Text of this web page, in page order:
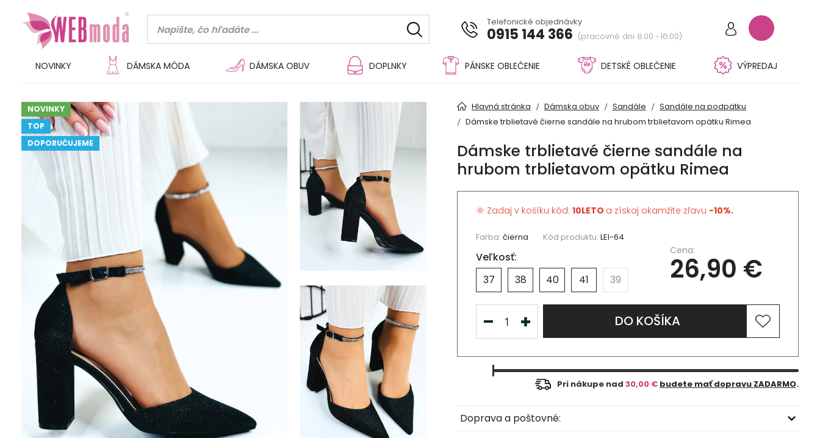
Telefonické objednávky
0915 144 366 (pracovné dni 8:00 -16:00)
NOVINKY DÁMSKA MÓDA DÁMSKA OBUV DOPLNKY PÁNSKE OBLEČENIE DETSKÉ OBLEČENIE VÝPREDAJ
NOVINKY
TOP
DOPORUČUJEME
Hlavná stránka Dámska obuv Sandále
Sandále na podpätku
Dámske trblietavé čierne sandále na hrubom trblietavom opätku Rimea
Dámske trblietavé čierne sandále na
hrubom trblietavom opätku Rimea
🌞 Zadaj v košíku kód: 10LETO a získaj okamžite zľavu -10%.
Farba: čierna Kód produktu: LEI-64
Veľkosť:
37
38 40 41 39
Cena:
26,90 €
DO KOŠÍKA
Pri nákupe nad 30,00 € budete mať dopravu ZADARMO.
Doprava a poštovné: